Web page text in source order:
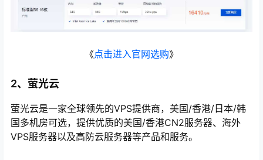
《点击进入官网选购》
2、萤光云
萤光云是一家全球领先的VPS提供商，美国/香港/日本/韩
国多机房可选，提供优质的美国/香港CN2服务器、海外
VPS服务器以及高防云服务器等产品和服务。